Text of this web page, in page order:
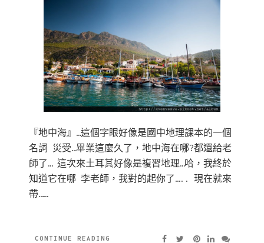
『地中海』…這個字眼好像是國中地理課本的一個
名詞 災受…畢業這麼久了，地中海在哪?都還給老
師了… 這次來土耳其好像是複習地理…哈，我終於
知道它在哪 李老師，我對的起你了….. 現在就來
帶……
CONTINUE READING